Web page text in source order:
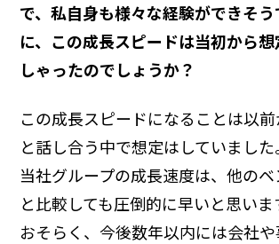
で、私自身も様々な経験ができそ
に、この成長スピードは当初から
しゃったのでしょうか？
この成長スピードになることは以
と話し合う中で想定はしていました
当社グループの成長速度は、他の
と比較しても圧倒的に早いと思いま
おそらく、今後数年以内には会社